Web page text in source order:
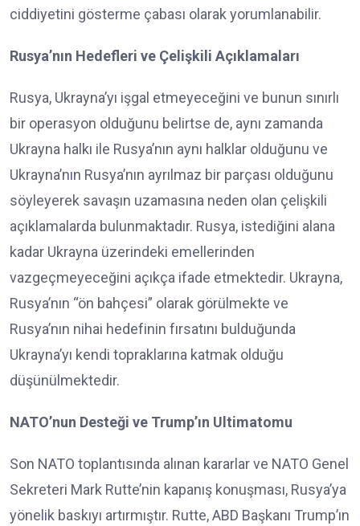
ciddiyetini gösterme çabası olarak yorumlanabilir.
Rusya’nın Hedefleri ve Çelişkili Açıklamaları
Rusya, Ukrayna’yı işgal etmeyeceğini ve bunun sınırlı
bir operasyon olduğunu belirtse de, aynı zamanda
Ukrayna halkı ile Rusya’nın aynı halklar olduğunu ve
Ukrayna’nın Rusya’nın ayrılmaz bir parçası olduğunu
söyleyerek savaşın uzamasına neden olan çelişkili
açıklamalarda bulunmaktadır. Rusya, istediğini alana
kadar Ukrayna üzerindeki emellerinden
vazgeçmeyeceğini açıkça ifade etmektedir. Ukrayna,
Rusya’nın “ön bahçesi” olarak görülmekte ve
Rusya’nın nihai hedefinin fırsatını bulduğunda
Ukrayna’yı kendi topraklarına katmak olduğu
düşünülmektedir.
NATO’nun Desteği ve Trump’ın Ultimatomu
Son NATO toplantısında alınan kararlar ve NATO Genel
Sekreteri Mark Rutte’nin kapanış konuşması, Rusya’ya
yönelik baskıyı artırmıştır. Rutte, ABD Başkanı Trump’ın